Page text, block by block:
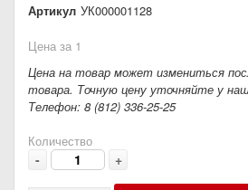
Артикул УК000001128
Цена за 1
Цена на товар может измениться
товара. Точную цену уточняйте у
Телефон: 8 (812) 336-25-25
Количество
- +